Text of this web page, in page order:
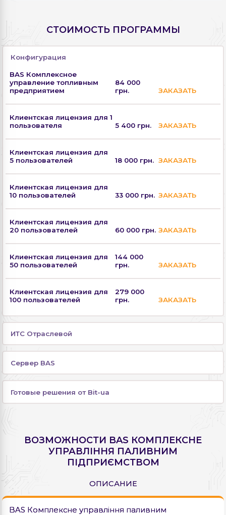
СТОИМОСТЬ ПРОГРАММЫ
Конфигурация
BAS Комплексное
управление топливным
предприятием
84 000
грн.
ЗАКАЗАТЬ
Клиентская лицензия для 1
пользователя
5 400 грн. ЗАКАЗАТЬ
Клиентская лицензия для
5 пользователей
18 000 грн. ЗАКАЗАТЬ
Клиентская лицензия для
10 пользователей
33 000 грн. ЗАКАЗАТЬ
Клиентская лицензия для
20 пользователей
60 000 грн. ЗАКАЗАТЬ
Клиентская лицензия для
50 пользователей
144 000
грн.
ЗАКАЗАТЬ
Клиентская лицензия для
100 пользователей
279 000
грн.
ЗАКАЗАТЬ
ИТС Отраслевой
Сервер BAS
Готовые решения от Bit-ua
ВОЗМОЖНОСТИ BAS КОМПЛЕКСНЕ
УПРАВЛІННЯ ПАЛИВНИМ
ПІДПРИЄМСТВОМ
ОПИСАНИЕ
BAS Комплексне управління паливним